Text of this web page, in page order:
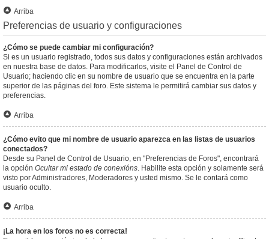
Arriba
Preferencias de usuario y configuraciones
¿Cómo se puede cambiar mi configuración?
Si es un usuario registrado, todos sus datos y configuraciones están archivados
en nuestra base de datos. Para modificarlos, visite el Panel de Control de
Usuario; haciendo clic en su nombre de usuario que se encuentra en la parte
superior de las páginas del foro. Este sistema le permitirá cambiar sus datos y
preferencias.
Arriba
¿Cómo evito que mi nombre de usuario aparezca en las listas de usuarios
conectados?
Desde su Panel de Control de Usuario, en "Preferencias de Foros", encontrará
la opción Ocultar mi estado de conexións. Habilite esta opción y solamente será
visto por Administradores, Moderadores y usted mismo. Se le contará como
usuario oculto.
Arriba
¡La hora en los foros no es correcta!